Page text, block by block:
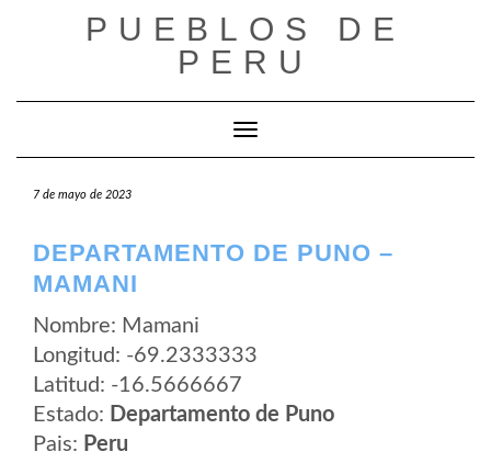
PUEBLOS DE
PERU
Cambiar modo de navegación
7 de mayo de 2023
DEPARTAMENTO DE PUNO –
MAMANI
Nombre: Mamani
Longitud: -69.2333333
Latitud: -16.5666667
Estado: Departamento de Puno
Pais: Peru